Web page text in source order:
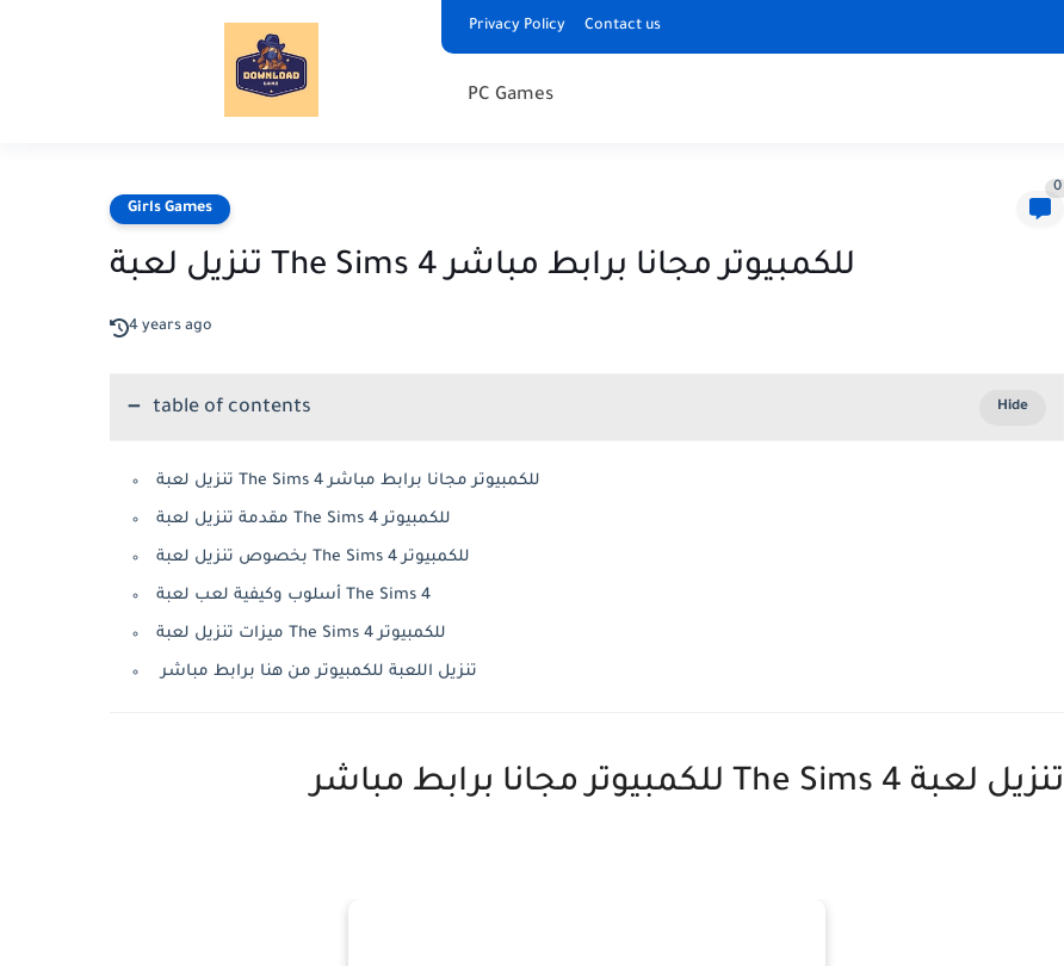
Privacy Policy Contact us
PC Games
Girls Games
0
تنزيل لعبة The Sims 4 للكمبيوتر مجانا برابط مباشر
4 years ago
table of contents
تنزيل لعبة The Sims 4 للكمبيوتر مجانا برابط مباشر
مقدمة تنزيل لعبة The Sims 4 للكمبيوتر
بخصوص تنزيل لعبة The Sims 4 للكمبيوتر
أسلوب وكيفية لعب لعبة The Sims 4
ميزات تنزيل لعبة The Sims 4 للكمبيوتر
تنزيل اللعبة للكمبيوتر من هنا برابط مباشر
تنزيل لعبة The Sims 4 للكمبيوتر مجانا برابط مباشر